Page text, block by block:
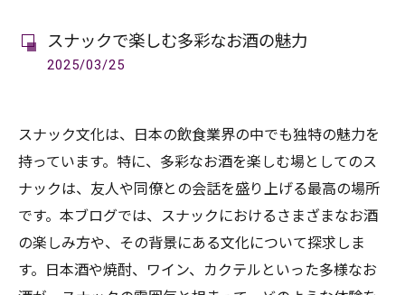
スナックで楽しむ多彩なお酒の魅力
2025/03/25
スナック文化は、日本の飲食業界の中でも独特の魅力を
持っています。特に、多彩なお酒を楽しむ場としてのス
ナックは、友人や同僚との会話を盛り上げる最高の場所
です。本ブログでは、スナックにおけるさまざまなお酒
の楽しみ方や、その背景にある文化について探求しま
す。日本酒や焼酎、ワイン、カクテルといった多様なお